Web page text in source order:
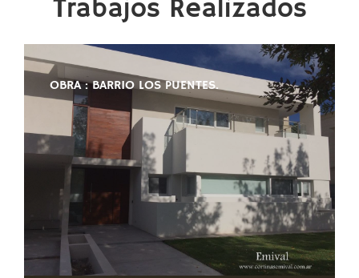
Trabajos Realizados
OBRA : BARRIO LOS PUENTES.